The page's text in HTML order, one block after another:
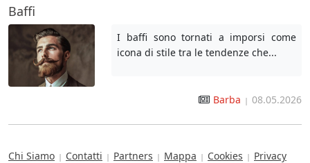
Baffi
I baffi sono tornati a imporsi come
icona di stile tra le tendenze che...
Barba | 08.05.2026
Chi Siamo | Contatti | Partners | Mappa | Cookies | Privacy